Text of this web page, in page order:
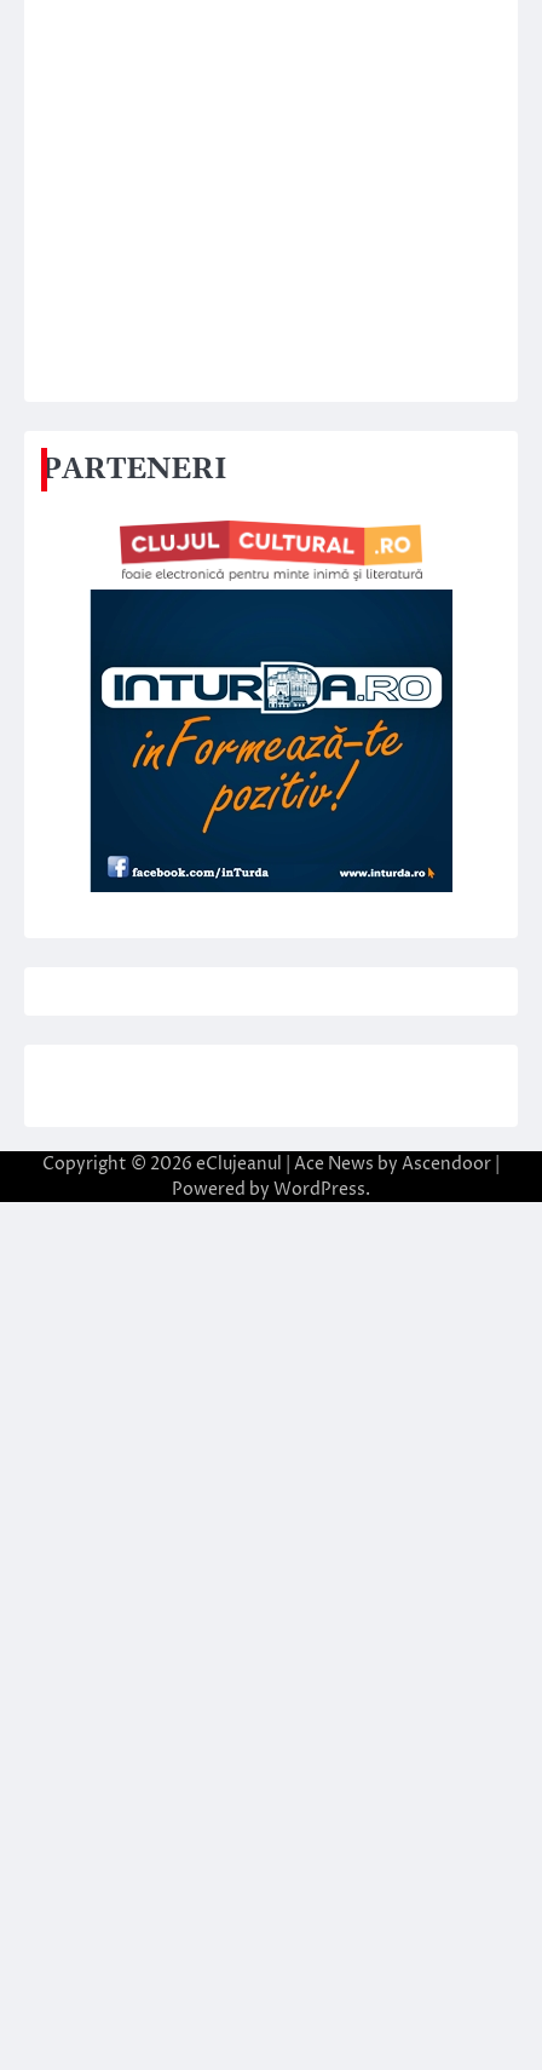
PARTENERI
Copyright © 2026 eClujeanul | Ace News by Ascendoor
Powered by WordPress.